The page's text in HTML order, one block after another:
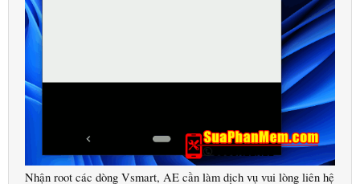
Nhận root các dòng Vsmart, AE cần làm dịch vụ vui lòng liên hệ